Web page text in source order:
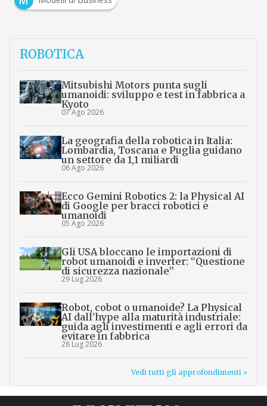
ROBOTICA
Mitsubishi Motors punta sugli
umanoidi: sviluppo e test in fabbrica a
Kyoto
07 Ago 2026
La geografia della robotica in Italia:
Lombardia, Toscana e Puglia guidano
un settore da 1,1 miliardi
06 Ago 2026
Ecco Gemini Robotics 2: la Physical AI
di Google per bracci robotici e
umanoidi
05 Ago 2026
Gli USA bloccano le importazioni di
robot umanoidi e inverter: “Questione
di sicurezza nazionale”
29 Lug 2026
Robot, cobot o umanoide? La Physical
AI dall’hype alla maturità industriale:
guida agli investimenti e agli errori da
evitare in fabbrica
28 Lug 2026
Vedi tutti gli approfondimenti >